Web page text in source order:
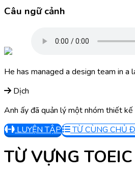
Câu ngữ cảnh
He has managed a design team in a
Dịch
Anh ấy đã quản lý một nhóm thiết
LUYỆN TẬP
TỪ CÙNG CHỦ
TỪ VỰNG